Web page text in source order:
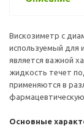
Вискозиметр с
используемый для
является важной
жидкость течет
применяются в
Основные